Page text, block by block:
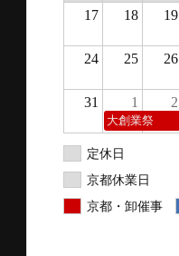
17 18 19
24 25 26
31 1 2
大創業祭
定休日
京都休業日
京都・卸催事